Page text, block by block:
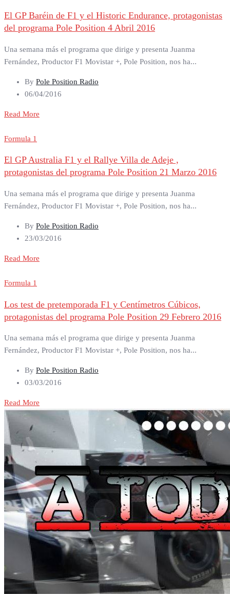
El GP Baréin de F1 y el Historic Endurance, protagonistas
del programa Pole Position 4 Abril 2016
Una semana más el programa que dirige y presenta Juanma
Fernández, Productor F1 Movistar +, Pole Position, nos ha...
By Pole Position Radio
06/04/2016
Read More
Formula 1
El GP Australia F1 y el Rallye Villa de Adeje ,
protagonistas del programa Pole Position 21 Marzo 2016
Una semana más el programa que dirige y presenta Juanma
Fernández, Productor F1 Movistar +, Pole Position, nos ha...
By Pole Position Radio
23/03/2016
Read More
Formula 1
Los test de pretemporada F1 y Centímetros Cúbicos,
protagonistas del programa Pole Position 29 Febrero 2016
Una semana más el programa que dirige y presenta Juanma
Fernández, Productor F1 Movistar +, Pole Position, nos ha...
By Pole Position Radio
03/03/2016
Read More